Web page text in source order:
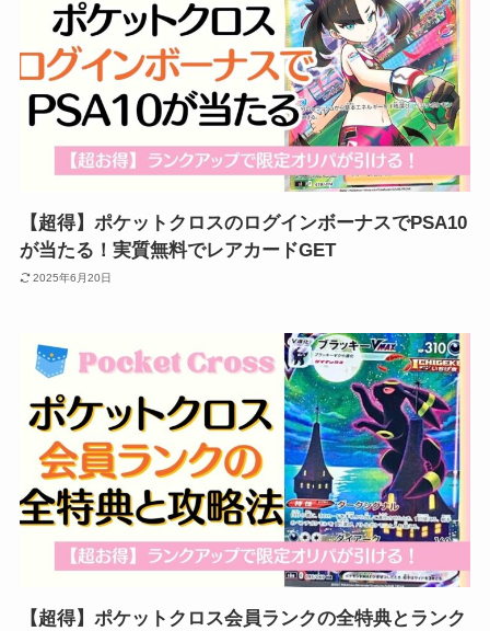
【超得】ポケットクロスのログインボーナスでPSA10
が当たる！実質無料でレアカードGET
2025年6月20日
【超得】ポケットクロス会員ランクの全特典とランク